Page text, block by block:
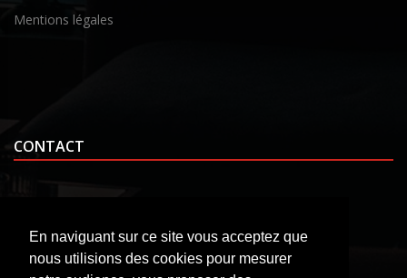
En naviguant sur ce site vous acceptez que
nous utilisions des cookies pour mesurer
Mentions légales
CONTACT
9, place Pommerol